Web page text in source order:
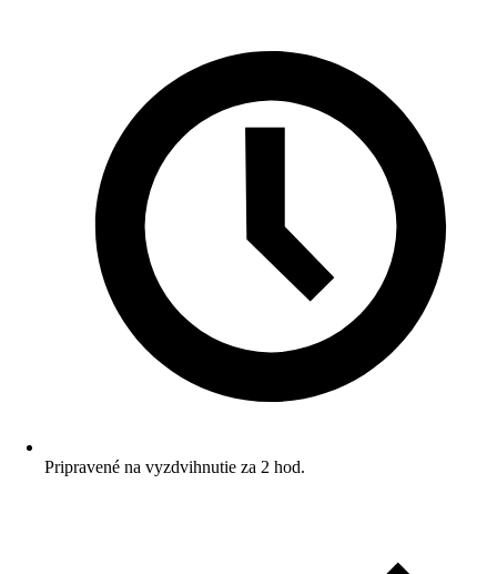
Pripravené na vyzdvihnutie za 2 hod.